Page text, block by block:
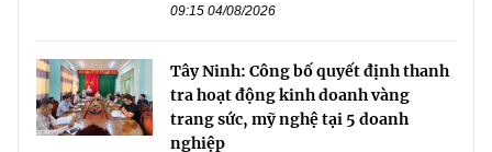
09:15 04/08/2026
Tây Ninh: Công bố quyết định thanh
tra hoạt động kinh doanh vàng
trang sức, mỹ nghệ tại 5 doanh
nghiệp